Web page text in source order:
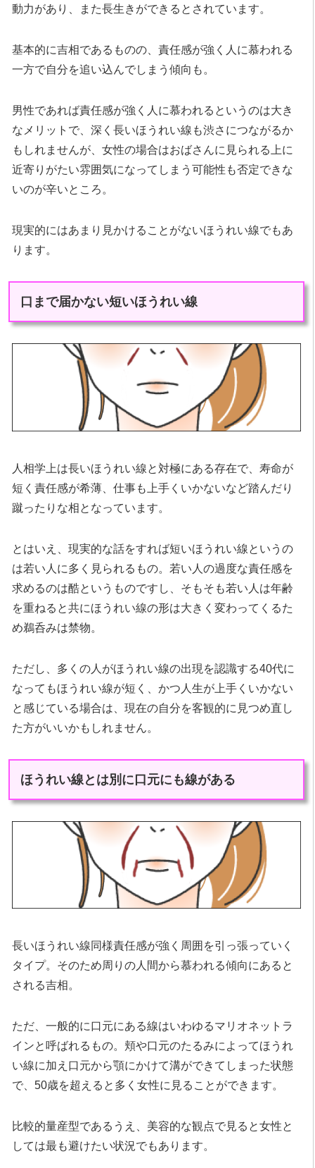
動力があり、また長生きができるとされています。
基本的に吉相であるものの、責任感が強く人に慕われる
一方で自分を追い込んでしまう傾向も。
男性であれば責任感が強く人に慕われるというのは大き
なメリットで、深く長いほうれい線も渋さにつながるか
もしれませんが、女性の場合はおばさんに見られる上に
近寄りがたい雰囲気になってしまう可能性も否定できな
いのが辛いところ。
現実的にはあまり見かけることがないほうれい線でもあ
ります。
口まで届かない短いほうれい線
人相学上は長いほうれい線と対極にある存在で、寿命が
短く責任感が希薄、仕事も上手くいかないなど踏んだり
蹴ったりな相となっています。
とはいえ、現実的な話をすれば短いほうれい線というの
は若い人に多く見られるもの。若い人の過度な責任感を
求めるのは酷というものですし、そもそも若い人は年齢
を重ねると共にほうれい線の形は大きく変わってくるた
め鵜呑みは禁物。
ただし、多くの人がほうれい線の出現を認識する40代に
なってもほうれい線が短く、かつ人生が上手くいかない
と感じている場合は、現在の自分を客観的に見つめ直し
た方がいいかもしれません。
ほうれい線とは別に口元にも線がある
長いほうれい線同様責任感が強く周囲を引っ張っていく
タイプ。そのため周りの人間から慕われる傾向にあると
される吉相。
ただ、一般的に口元にある線はいわゆるマリオネットラ
インと呼ばれるもの。頬や口元のたるみによってほうれ
い線に加え口元から顎にかけて溝ができてしまった状態
で、50歳を超えると多く女性に見ることができます。
比較的量産型であるうえ、美容的な観点で見ると女性と
しては最も避けたい状況でもあります。